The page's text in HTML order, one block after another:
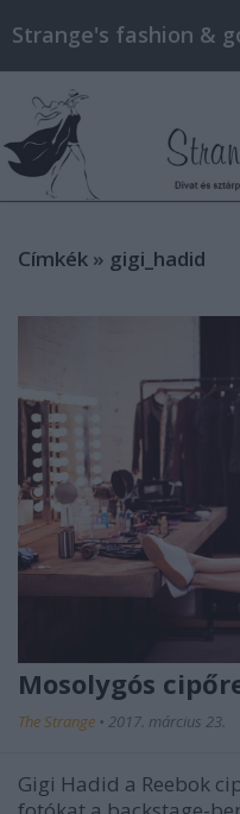
Strange's fashion &
Címkék » gigi_hadid
Mosolygós
The Strange • 2017. március 23.
Gigi Hadid a Reebok